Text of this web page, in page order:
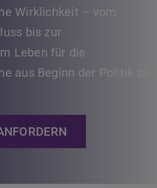
Wirklichkeit – vom
bis zur
Leben für die
aus Beginn der Politik zu